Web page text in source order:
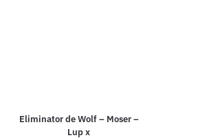
Eliminator de Wolf – Moser –
Lup x